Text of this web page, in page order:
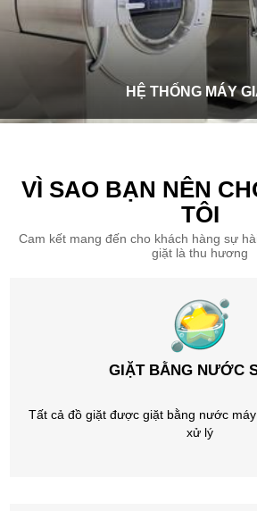
HỆ THỐNG MÁY
VÌ SAO BẠN NÊN
TÔI
Cam kết mang đến cho khách hàng sự
giặt là thu hương
GIẶT BẰNG NƯỚC
Tất cả đồ giặt được giặt bằng nước
xử lý